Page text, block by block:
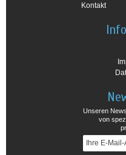
Kontakt
Unseren
von